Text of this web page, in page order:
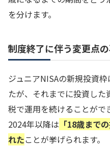
を分けます。
制度終了に伴う変更点
ジュニアNISAの新規投資
たが、それまでに投資し
税で運用を続けることがで
2024年以降は 「18歳まで
れたことが挙げられます。